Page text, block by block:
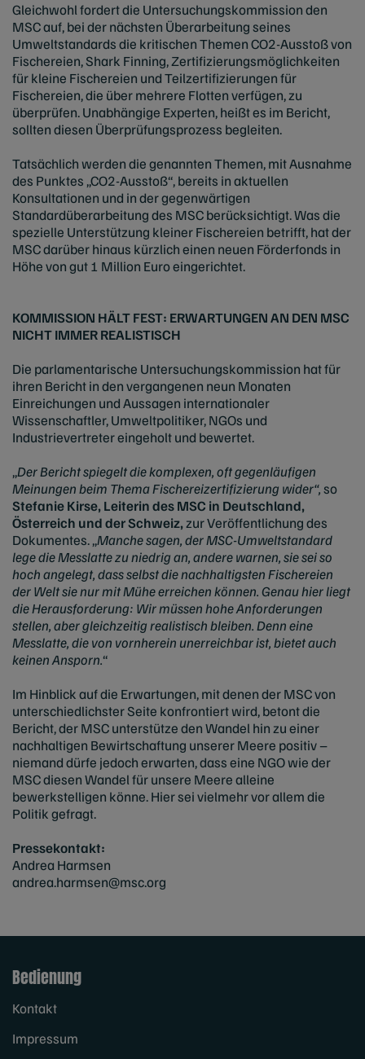
Gleichwohl fordert die Untersuchungskommission den
MSC auf, bei der nächsten Überarbeitung seines
Umweltstandards die kritischen Themen CO2-Ausstoß von
Fischereien, Shark Finning, Zertifizierungsmöglichkeiten
für kleine Fischereien und Teilzertifizierungen für
Fischereien, die über mehrere Flotten verfügen, zu
überprüfen. Unabhängige Experten, heißt es im Bericht,
sollten diesen Überprüfungsprozess begleiten.
Tatsächlich werden die genannten Themen, mit Ausnahme
des Punktes „CO2-Ausstoß“, bereits in aktuellen
Konsultationen und in der gegenwärtigen
Standardüberarbeitung des MSC berücksichtigt. Was die
spezielle Unterstützung kleiner Fischereien betrifft, hat der
MSC darüber hinaus kürzlich einen neuen Förderfonds in
Höhe von gut 1 Million Euro eingerichtet.
KOMMISSION HÄLT FEST: ERWARTUNGEN AN DEN MSC
NICHT IMMER REALISTISCH
Die parlamentarische Untersuchungskommission hat für
ihren Bericht in den vergangenen neun Monaten
Einreichungen und Aussagen internationaler
Wissenschaftler, Umweltpolitiker, NGOs und
Industrievertreter eingeholt und bewertet.
„Der Bericht spiegelt die komplexen, oft gegenläufigen
Meinungen beim Thema Fischereizertifizierung wider“,so
Stefanie Kirse, Leiterin des MSC in Deutschland,
Österreich und der Schweiz,zur Veröffentlichung des
Dokumentes. „Manche sagen, der MSC-Umweltstandard
lege die Messlatte zu niedrig an, andere warnen, sie sei so
hoch angelegt, dass selbst die nachhaltigsten Fischereien
der Welt sie nur mit Mühe erreichen können. Genau hier liegt
die Herausforderung: Wir müssen hohe Anforderungen
stellen, aber gleichzeitig realistisch bleiben. Denn eine
Messlatte, die von vornherein unerreichbar ist, bietet auch
keinen Ansporn.“
Im Hinblick auf die Erwartungen, mit denen der MSC von
unterschiedlichster Seite konfrontiert wird, betont die
Bericht, der MSC unterstütze den Wandel hin zu einer
nachhaltigen Bewirtschaftung unserer Meere positiv –
niemand dürfe jedoch erwarten, dass eine NGO wie der
MSC diesen Wandel für unsere Meere alleine
bewerkstelligen könne. Hier sei vielmehr vor allem die
Politik gefragt.
Pressekontakt:
Andrea Harmsen
andrea.harmsen@msc.org
Bedienung
Kontakt
Impressum